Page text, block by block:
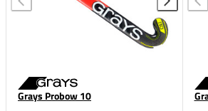
Grays Probow 10